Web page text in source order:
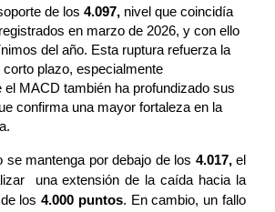
de los 4.097, nivel que coincidía
en marzo de 2026, y con ello
del año. Esta ruptura refuerza la
corto plazo, especialmente
el MACD también ha profundizado sus
confirma una mayor fortaleza en la
se mantenga por debajo de los 4.017, el
una extensión de la caída hacia la
de los 4.000 puntos. En cambio, un fallo